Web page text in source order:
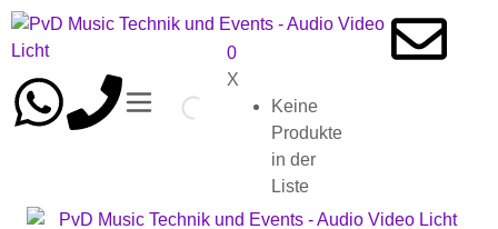
0
X
Keine
Produkte
in der
Liste